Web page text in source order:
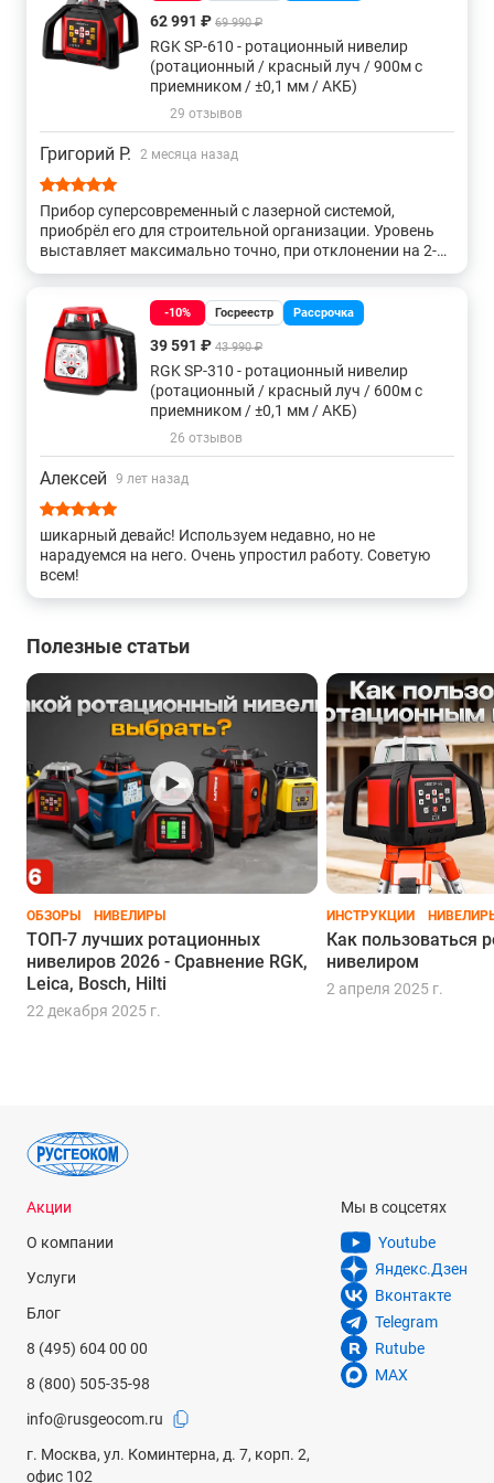
62 991 ₽ 69 990 ₽
RGK SP-610 - ротационный нивелир
(ротационный / красный луч / 900м с
приемником / ±0,1 мм / АКБ)
29 отзывов
Григорий Р. 2 месяца назад
Прибор суперсовременный с лазерной системой,
приобрёл его для строительной организации. Уровень
выставляет максимально точно, при отклонении на 2-3°
издаёт сигнал. Разобраться с кнопками не сложно,
-10% Госреестр Рассрочка
39 591 ₽ 43 990 ₽
RGK SP-310 - ротационный нивелир
(ротационный / красный луч / 600м с
приемником / ±0,1 мм / АКБ)
26 отзывов
Алексей 9 лет назад
шикарный девайс! Используем недавно, но не
нарадуемся на него. Очень упростил работу. Советую
всем!
Полезные статьи
ОБЗОРЫ НИВЕЛИРЫ
ТОП-7 лучших ротационных
нивелиров 2026 - Сравнение RGK,
Leica, Bosch, Hilti
22 декабря 2025 г.
ИНСТРУКЦИИ
Как пользоваться
нивелиром
2 апреля 2025 г.
Акции
О компании
Услуги
Блог
8 (495) 604 00 00
8 (800) 505-35-98
info@rusgeocom.ru
г. Москва, ул. Коминтерна, д. 7, корп. 2,
офис 102
Мы в соцсетях
Youtube
Яндекс.Дзен
Вконтакте
Telegram
Rutube
MAX